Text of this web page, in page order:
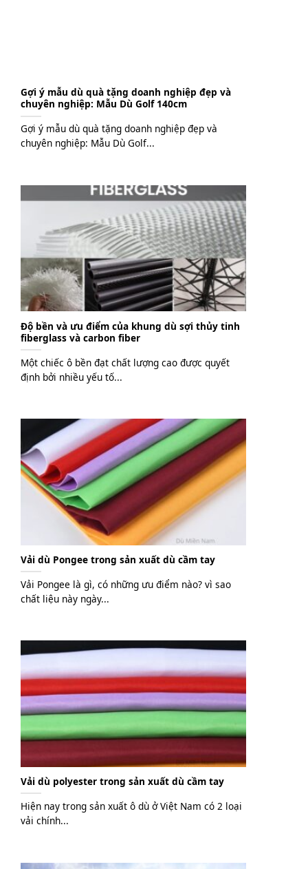
Gợi ý mẫu dù quà tặng doanh nghiệp đẹp và
chuyên nghiệp: Mẫu Dù Golf 140cm
Gợi ý mẫu dù quà tặng doanh nghiệp đẹp và
chuyên nghiệp: Mẫu Dù Golf...
Độ bền và ưu điểm của khung dù sợi thủy tinh
fiberglass và carbon fiber
Một chiếc ô bền đạt chất lượng cao được quyết
định bởi nhiều yếu tố...
Vải dù Pongee trong sản xuất dù cầm tay
Vải Pongee là gì, có những ưu điểm nào? vì sao
chất liệu này ngày...
Vải dù polyester trong sản xuất dù cầm tay
Hiện nay trong sản xuất ô dù ở Việt Nam có 2 loại
vải chính...